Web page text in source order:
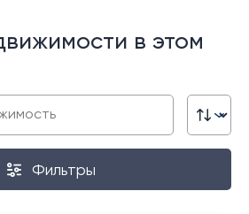
в этом
Фильтры